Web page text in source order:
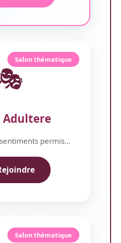
Salon thématique
Adultere
permis...
Salon thématique